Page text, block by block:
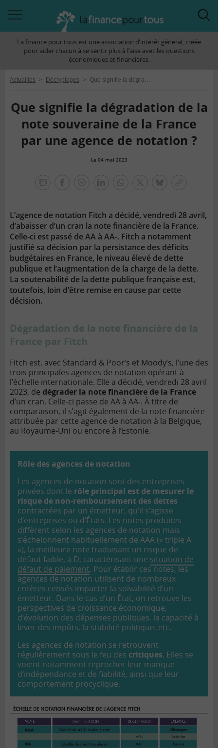
àLa finance pour tous est une association d’intérêt général, créée
pour aider chacun à se sentir plus à l’aise avec les questions
économiques et financières.
Actualités > Décryptages > Que signifie la dégradation de la note souveraine de la France par une agence de notation ?
Que signifie la dégradation de la
note souveraine de la France
par une agence de notation ?
Le 04 mai 2023
L’agence de notation Fitch a décidé, vendredi 28 avril,
d’abaisser d’un cran la note financière de la France.
Celle-ci est passé de AA à AA-. Fitch a notamment
justifié sa décision par la persistance des déficits
budgétaires en France, le niveau élevé de dette
publique et l’augmentation de la charge de la dette.
La soutenabilité de la dette publique française est,
toutefois, loin d’être remise en cause par cette
décision.
Dégradation de la note financière de la
France par Fitch
Fitch est, avec Standard & Poor’s et Moody’s, l’une des
trois principales agences de notation opérant à
l’échelle internationale. Elle a décidé, vendredi 28 avril
2023, de dégrader la note financière de la France
d’un cran. Celle-ci passe de AA à AA-. À titre de
comparaison, il s’agit également de la note financière
attribuée par cette agence de notation à la Belgique,
au Royaume-Uni ou encore à l’Estonie.
Rôle des agences de notation
Les agences de notation sont des entreprises
privées dont le rôle principal est de mesurer le
risque de non-remboursement des dettes
contractées par un émetteur, qu’il s’agisse
d’entreprises ou d’États. Les notes produites
diffèrent selon les agences de notation mais
s’échelonnent habituellement de AAA (« triple A
»), la meilleure note traduisant un risque de
défaut faible, à D, caractérisant une situation de
défaut de paiement. Pour établir ces notes, les
agences de notation utilisent de nombreux
critères censés impacter la solvabilité d’un
émetteur. Dans le cas d’un État, on retrouve les
perspectives de croissance économique,
d’évolution des dépenses publiques, la capacité à
lever des impôts, la stabilité politique, etc.
Les agences de notation se retrouvent
régulièrement sous le feu des critiques. Elles se
voient notamment reprocher leur manque
d’indépendance et de fiabilité, ainsi que leur
comportement procyclique.